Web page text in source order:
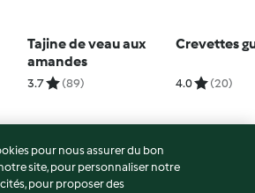
Tajine de veau aux
amandes
3.7 (89)
Crevettes
4.0 (20)
pour nous assurer du bon
site, pour personnaliser notre
pour proposer des